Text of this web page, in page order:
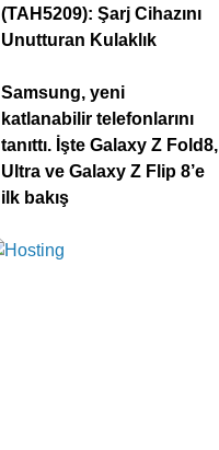
(TAH5209): Şarj Cihazını
Unutturan Kulaklık
Samsung, yeni
katlanabilir telefonlarını
tanıttı. İşte Galaxy Z Fold8,
Ultra ve Galaxy Z Flip 8’e
ilk bakış